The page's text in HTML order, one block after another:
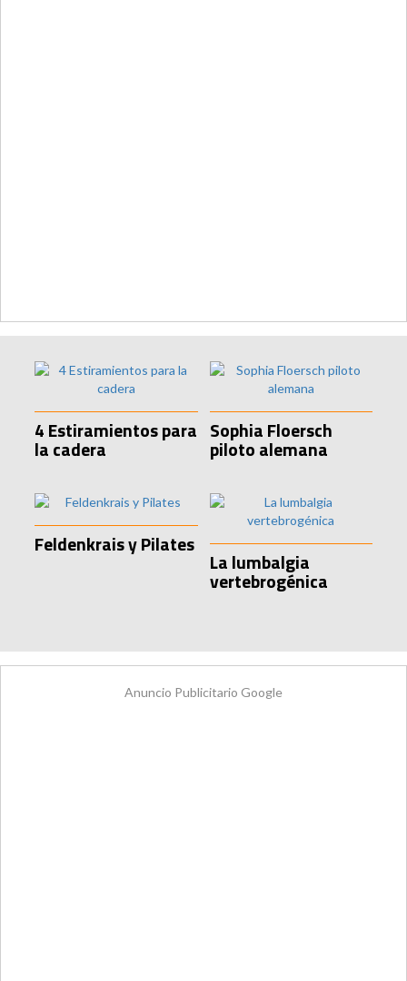
4 Estiramientos para
la cadera
Sophia Floersch
piloto alemana
Feldenkrais y Pilates
La lumbalgia
vertebrogénica
Anuncio Publicitario Google